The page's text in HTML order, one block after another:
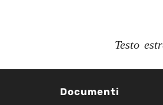
Testo
Documenti